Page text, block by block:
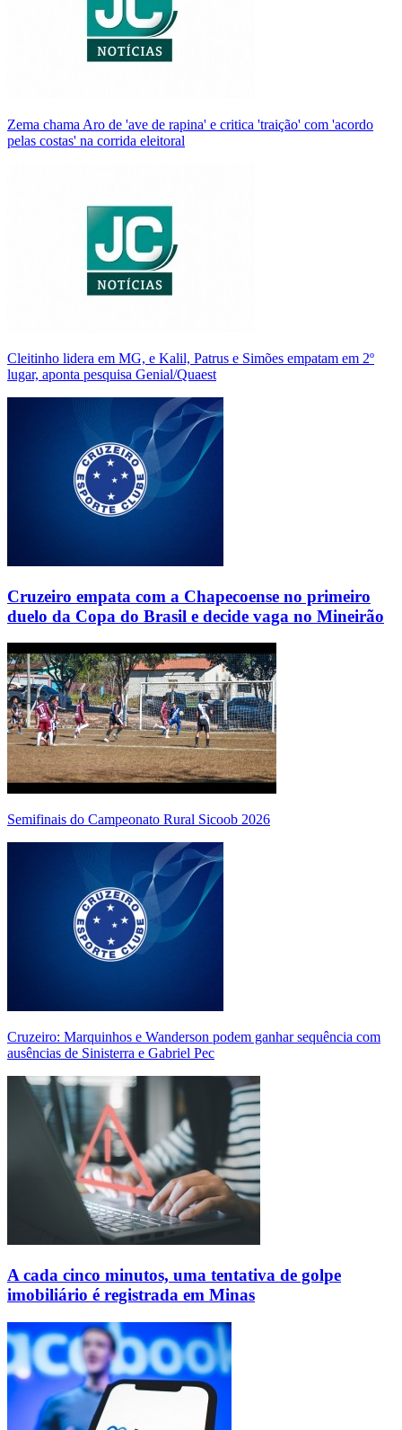
Zema chama Aro de 'ave de rapina' e critica 'traição' com 'acordo
pelas costas' na corrida eleitoral
Cleitinho lidera em MG, e Kalil, Patrus e Simões empatam em 2º
lugar, aponta pesquisa Genial/Quaest
Cruzeiro empata com a Chapecoense no primeiro
duelo da Copa do Brasil e decide vaga no Mineirão
Semifinais do Campeonato Rural Sicoob 2026
Cruzeiro: Marquinhos e Wanderson podem ganhar sequência com
ausências de Sinisterra e Gabriel Pec
A cada cinco minutos, uma tentativa de golpe
imobiliário é registrada em Minas